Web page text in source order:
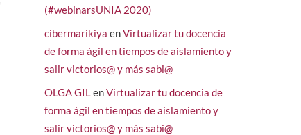
(#webinarsUNIA 2020)
cibermarikiya enVirtualizar tu docencia
de forma ágil en tiempos de aislamiento y
salir victorios@ y más sabi@
OLGA GILenVirtualizar tu docencia de
forma ágil en tiempos de aislamiento y
salir victorios@ y más sabi@